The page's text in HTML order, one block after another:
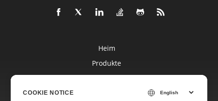
Heim
Produkte
COOKIE NOTICE